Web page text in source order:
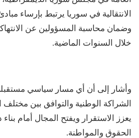
الانتقالية في سوريا يرتبط بإرساء مبادئ
وضمان محاسبة المسؤولين عن
خلال السنوات الماضية.
وأشار إلى أن أي مسار سياسي
الشراكة الوطنية والتوافق بين مختلف
يعزز الاستقرار ويفتح المجال أمام
الحقوق والمواطنة.